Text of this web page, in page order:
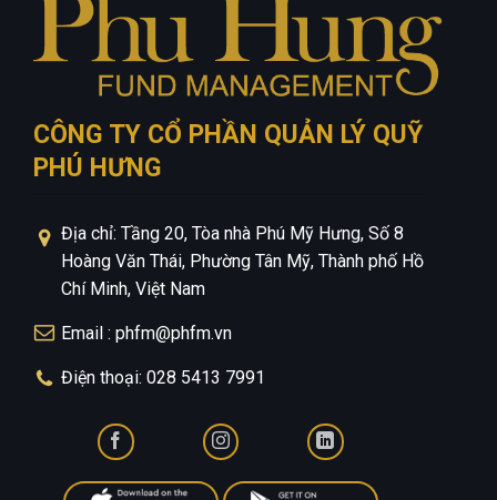
CÔNG TY CỔ PHẦN QUẢN LÝ QUỸ
PHÚ HƯNG
Địa chỉ: Tầng 20, Tòa nhà Phú Mỹ Hưng, Số 8
Hoàng Văn Thái, Phường Tân Mỹ, Thành phố Hồ
Chí Minh, Việt Nam
Email : phfm@phfm.vn
Điện thoại: 028 5413 7991